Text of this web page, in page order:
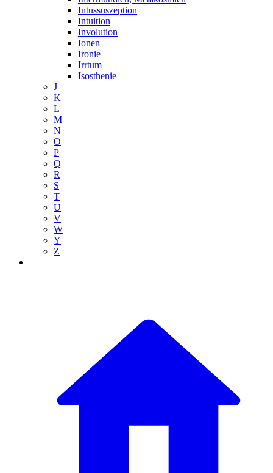
Intussuszeption
Intuition
Involution
Ionen
Ironie
Irrtum
Isosthenie
J
K
L
M
N
O
P
Q
R
S
T
U
V
W
Y
Z